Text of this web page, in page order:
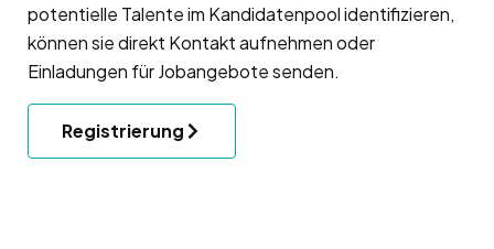
potentielle Talente im Kandidatenpool identifizieren,
können sie direkt Kontakt aufnehmen oder
Einladungen für Jobangebote senden.
Registrierung